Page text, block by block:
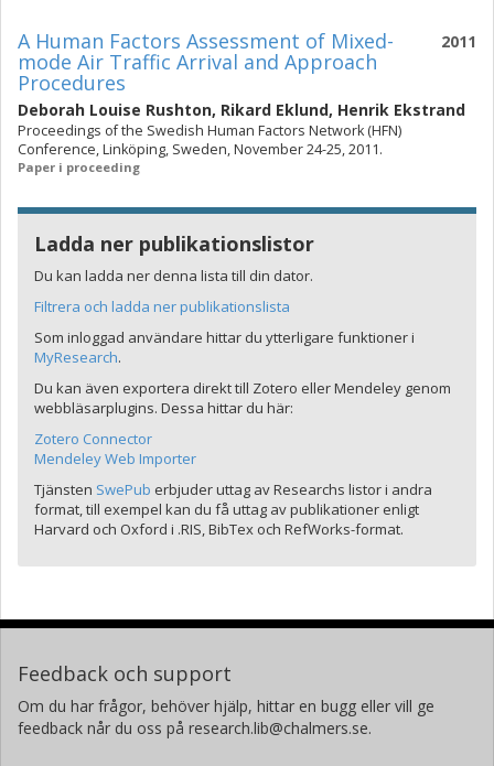
2011
A Human Factors Assessment of Mixed-
mode Air Traffic Arrival and Approach
Procedures
Deborah Louise Rushton, Rikard Eklund, Henrik Ekstrand
Proceedings of the Swedish Human Factors Network (HFN)
Conference, Linköping, Sweden, November 24-25, 2011.
Paper i proceeding
Ladda ner publikationslistor
Du kan ladda ner denna lista till din dator.
Filtrera och ladda ner publikationslista
Som inloggad användare hittar du ytterligare funktioner i
MyResearch.
Du kan även exportera direkt till Zotero eller Mendeley genom
webbläsarplugins. Dessa hittar du här:
Zotero Connector
Mendeley Web Importer
Tjänsten SwePub erbjuder uttag av Researchs listor i andra
format, till exempel kan du få uttag av publikationer enligt
Harvard och Oxford i .RIS, BibTex och RefWorks-format.
Feedback och support
Om du har frågor, behöver hjälp, hittar en bugg eller vill ge
feedback når du oss på research.lib@chalmers.se.